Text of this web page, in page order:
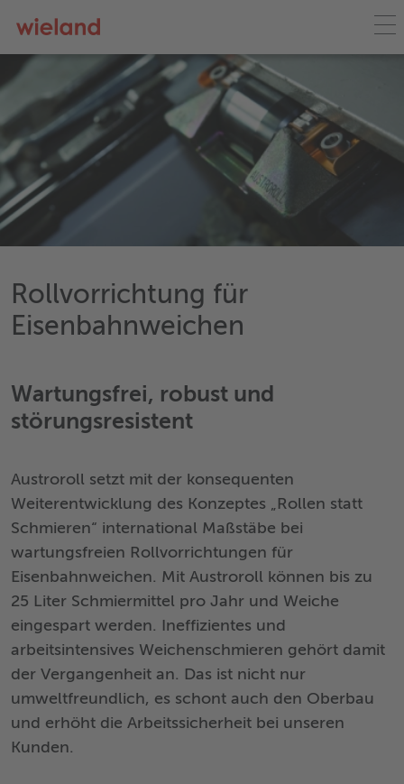
Rollvorrichtung für
Eisenbahnweichen
Wartungsfrei, robust und
störungsresistent
Austroroll setzt mit der konsequenten
Weiterentwicklung des Konzeptes „Rollen statt
Schmieren“ international Maßstäbe bei
wartungsfreien Rollvorrichtungen für
Eisenbahnweichen. Mit Austroroll können bis zu
25 Liter Schmiermittel pro Jahr und Weiche
eingespart werden. Ineffizientes und
arbeitsintensives Weichenschmieren gehört damit
der Vergangenheit an. Das ist nicht nur
umweltfreundlich, es schont auch den Oberbau
und erhöht die Arbeitssicherheit bei unseren
Kunden.